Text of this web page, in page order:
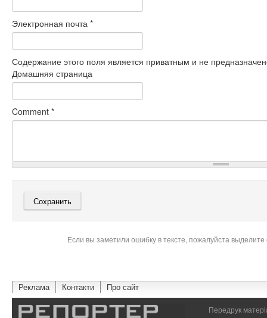
Электронная почта *
Содержание этого поля является приватным и не
Домашняя страница
Comment *
Если вы заметили ошибку в тексте, пожалуйста
Реклама Контакти Про сайт
Передрук